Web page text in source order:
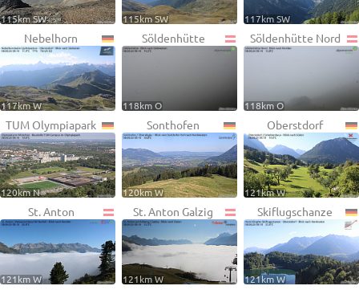
115km SW 115km SW 117km SW
Nebelhorn
117km W
Söldenhütte
118km O
Söldenhütte Nord
118km O
TUM Olympiapark
120km N
Sonthofen
120km W
Oberstdorf
121km W
St. Anton
121km W
St. Anton Galzig
121km W
Skiflugschanze
121km W